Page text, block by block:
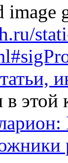
image
этой